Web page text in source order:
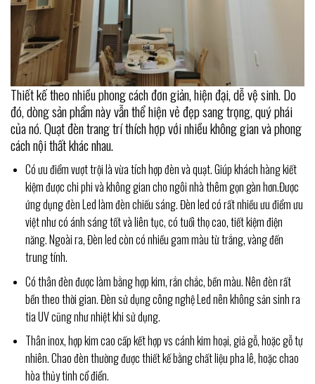
Thiết kế theo nhiều phong cách đơn giản, hiện đại, dễ vệ sinh. Do
đó, dòng sản phẩm này vẫn thể hiện vẻ đẹp sang trọng, quý phái
của nó. Quạt đèn trang trí thích hợp với nhiều không gian và phong
cách nội thất khác nhau.
Có ưu điểm vượt trội là vừa tích hợp đèn và quạt. Giúp khách hàng kiết
kiệm được chi phi và không gian cho ngôi nhà thêm gọn gàn hơn.Được
ứng dụng đèn Led làm đèn chiếu sáng. Đèn led có rất nhiều ưu điểm ưu
việt như có ánh sáng tốt và liên tục, có tuổi thọ cao, tiết kiệm điện
năng. Ngoài ra, Đèn led còn có nhiều gam màu từ trắng, vàng đến
trung tính.
Có thân đèn được làm bằng hợp kim, rắn chắc, bền màu. Nên đèn rất
bền theo thời gian. Đèn sử dụng công nghệ Led nên không sản sinh ra
tia UV cũng như nhiệt khi sử dụng.
Thân inox, hợp kim cao cấp kết hợp vs cánh kim hoại, giả gỗ, hoặc gỗ tự
nhiên. Chao đèn thường được thiết kế bằng chất liệu pha lê, hoặc chao
hòa thủy tinh cổ điển.